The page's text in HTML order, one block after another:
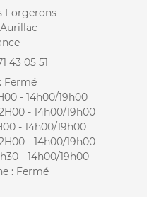
Forgerons
43 05 51
Fermé
- 14h00/19h00
- 14h00/19h00
- 14h00/19h00
- 14h00/19h00
- 14h00/19h00
: Fermé